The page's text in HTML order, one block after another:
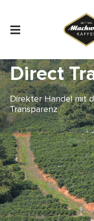
Direct
Direkter Handel mit
Transparenz